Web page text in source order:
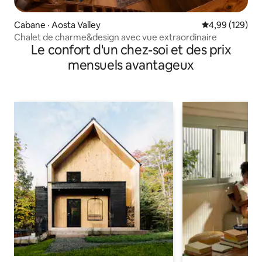
Cabane · Aosta Valley Note
4,99 (129)
Chalet de charme&design avec vue extraordinaire
Le confort d'un chez-soi et des prix
mensuels avantageux